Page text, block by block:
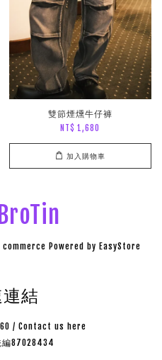
雙節煙燻牛仔褲
NT$ 1,680
加入購物車
Powered by EasyStore
結
/ Contact us here
編87028434